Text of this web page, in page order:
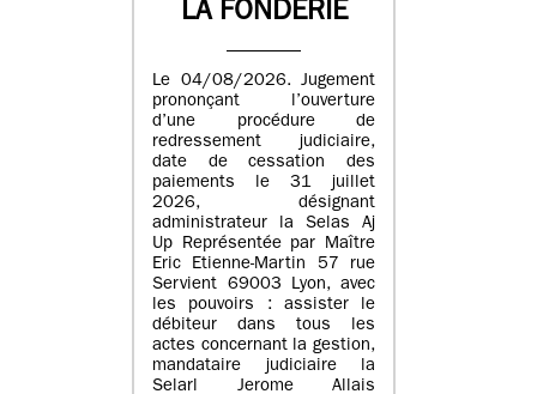
LA FONDERIE
Le 04/08/2026. Jugement
prononçant l’ouverture
d’une procédure de
redressement judiciaire,
date de cessation des
paiements le 31 juillet
2026, désignant
administrateur la Selas Aj
Up Représentée par Maître
Eric Etienne-Martin 57 rue
Servient 69003 Lyon, avec
les pouvoirs : assister le
débiteur dans tous les
actes concernant la gestion,
mandataire judiciaire la
Selarl Jerome Allais